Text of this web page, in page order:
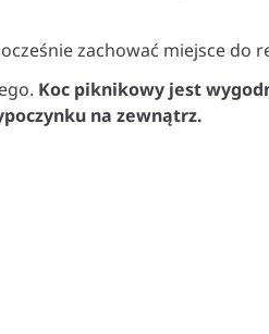
zachować miejsce do
Koc piknikowy jest
na zewnątrz.